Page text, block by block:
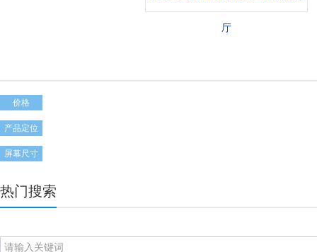
厅
价格
产品定位
屏幕尺寸
热门搜索